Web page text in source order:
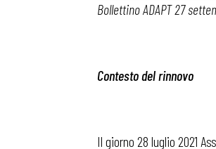
Bollettino ADAPT 27
Contesto del rinnovo
Il giorno 28 luglio 2021